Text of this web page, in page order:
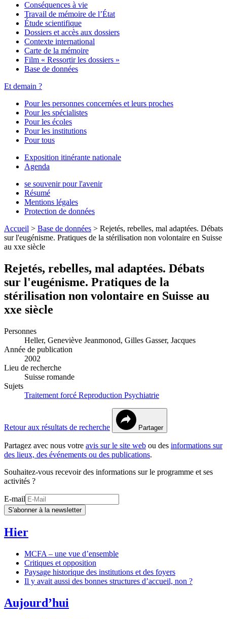
Conséquences à vie
Travail de mémoire de l’État
Étude scientifique
Dossiers et accès aux dossiers
Contexte international
Carte de la mémoire
Film « Ressortir les dossiers »
Base de données
Et demain ?
Pour les personnes concernées et leurs proches
Pour les spécialistes
Pour les écoles
Pour les institutions
Pour tous
Exposition itinérante nationale
Agenda
se souvenir pour l'avenir
Résumé
Mentions légales
Protection de données
Accueil > Base de données > Rejetés, rebelles, mal adaptées. Débats
sur l'eugénisme. Pratiques de la stérilisation non volontaire en Suisse
au xxe siècle
Rejetés, rebelles, mal adaptées. Débats
sur l'eugénisme. Pratiques de la
stérilisation non volontaire en Suisse au
xxe siècle
Personnes
Heller, Geneviève Jeanmonod, Gilles Gasser, Jacques
Année de publication
2002
Lieu de recherche
Suisse romande
Sujets
Traitement forcé Reproduction Psychiatrie
Retour aux résultats de recherche Partager
Partagez avec nous votre avis sur le site web ou des informations sur
des lieux, des événements ou des publications.
Souhaitez-vous recevoir des informations sur le programme et ses
activités ?
E-mail
S'abonner à la newsletter
Hier
MCFA – une vue d’ensemble
Critiques et opposition
Paysage historique des institutions et des foyers
Il y avait aussi des bonnes structures d’accueil, non ?
Aujourd’hui